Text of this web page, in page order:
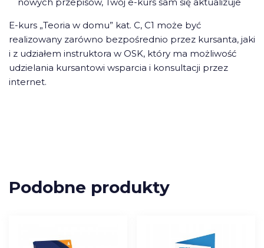
E-kurs „Teoria w domu” kat. C, C1 może być
realizowany zarówno bezpośrednio przez kursanta, jaki
i z udziałem instruktora w OSK, który ma możliwość
udzielania kursantowi wsparcia i konsultacji przez
internet.
Podobne produkty